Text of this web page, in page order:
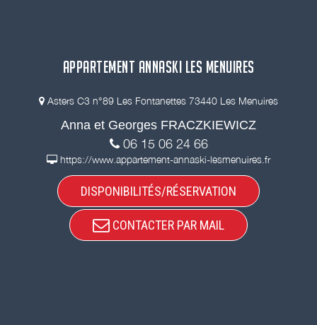
APPARTEMENT ANNASKI LES MENUIRES
Asters C3 n°89 Les Fontanettes 73440 Les Menuires
Anna et Georges FRACZKIEWICZ
06 15 06 24 66
https://www.appartement-annaski-lesmenuires.fr
DISPONIBILITÉS/RÉSERVATION
CONTACTER PAR MAIL